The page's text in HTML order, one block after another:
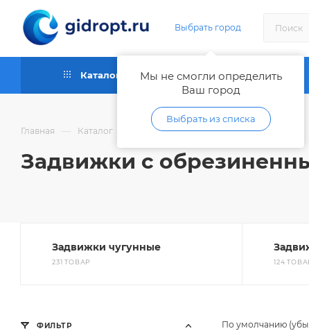
Выбрать город
Мы не смогли определить
Ваш город
Выбрать из списка
Каталог Как купить
Главная — Каталог Запорная и регулирующая арматура
Задвижки с
Задвижки чугунные
231 ТОВАР 124
По умолчанию
ФИЛЬТР